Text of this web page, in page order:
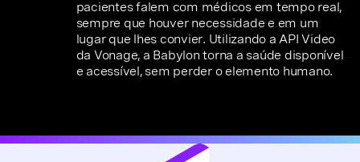
pacientes falem com médicos em tempo real,
sempre que houver necessidade e em um
lugar que lhes convier. Utilizando a API Video
da Vonage, a Babylon torna a saúde disponível
e acessível, sem perder o elemento humano.